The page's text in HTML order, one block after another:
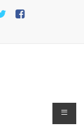
ستایش
موج